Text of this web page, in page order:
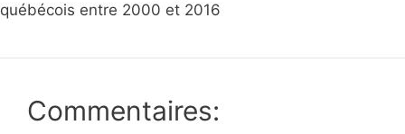
québécois entre 2000 et 2016
Commentaires: